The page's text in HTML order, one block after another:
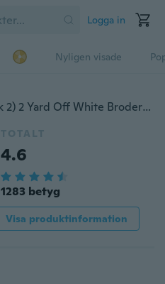
Logga in
Nyligen visade
(# 1 = Storlek 1, # 2 = Storlek 2) 2 Yard Off White Broderade Spetsar Trimband Syapplikationer
TOTALT
4.6
1283 betyg
Visa produktinformation